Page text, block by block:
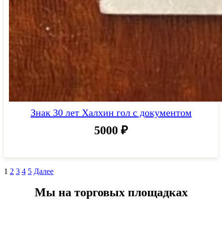
Знак 30 лет Халхин гол с документом
5000 ₽
1 2 3 4 5 Далее
Мы на торговых площадках